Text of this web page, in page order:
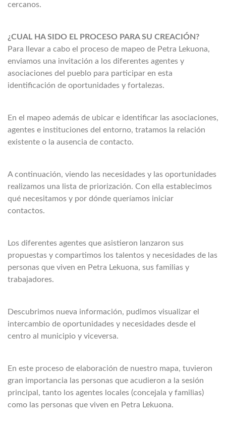
cercanos.
¿CUAL HA SIDO EL PROCESO PARA SU CREACIÓN?
Para llevar a cabo el proceso de mapeo de Petra Lekuona,
enviamos una invitación a los diferentes agentes y
asociaciones del pueblo para participar en esta
identificación de oportunidades y fortalezas.
En el mapeo además de ubicar e identificar las asociaciones,
agentes e instituciones del entorno, tratamos la relación
existente o la ausencia de contacto.
A continuación, viendo las necesidades y las oportunidades
realizamos una lista de priorización. Con ella establecimos
qué necesitamos y por dónde queríamos iniciar
contactos.
Los diferentes agentes que asistieron lanzaron sus
propuestas y compartimos los talentos y necesidades de las
personas que viven en Petra Lekuona, sus familias y
trabajadores.
Descubrimos nueva información, pudimos visualizar el
intercambio de oportunidades y necesidades desde el
centro al municipio y viceversa.
En este proceso de elaboración de nuestro mapa, tuvieron
gran importancia las personas que acudieron a la sesión
principal, tanto los agentes locales (concejala y familias)
como las personas que viven en Petra Lekuona.